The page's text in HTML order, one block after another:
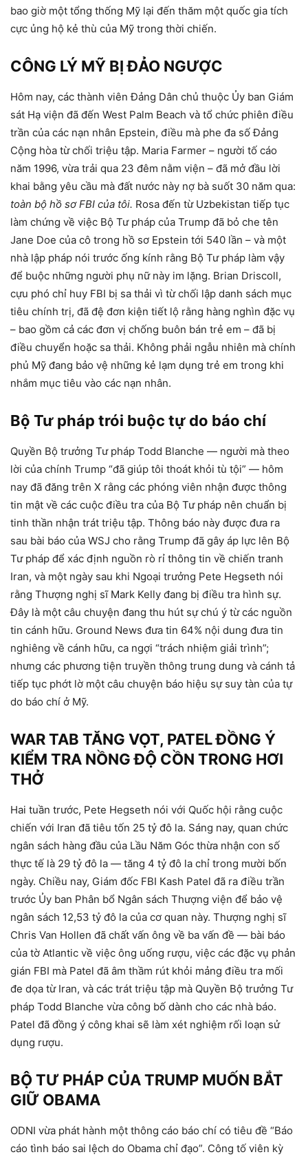
bao giờ một tổng thống Mỹ lại đến thăm một quốc gia tích
cực ủng hộ kẻ thù của Mỹ trong thời chiến.
CÔNG LÝ MỸ BỊ ĐẢO NGƯỢC
Hôm nay, các thành viên Đảng Dân chủ thuộc Ủy ban Giám
sát Hạ viện đã đến West Palm Beach và tổ chức phiên điều
trần của các nạn nhân Epstein, điều mà phe đa số Đảng
Cộng hòa từ chối triệu tập. Maria Farmer – người tố cáo
năm 1996, vừa trải qua 23 đêm nằm viện – đã mở đầu lời
khai bằng yêu cầu mà đất nước này nợ bà suốt 30 năm qua:
toàn bộ hồ sơ FBI của tôi. Rosa đến từ Uzbekistan tiếp tục
làm chứng về việc Bộ Tư pháp của Trump đã bỏ che tên
Jane Doe của cô trong hồ sơ Epstein tới 540 lần – và một
nhà lập pháp nói trước ống kính rằng Bộ Tư pháp làm vậy
để buộc những người phụ nữ này im lặng. Brian Driscoll,
cựu phó chỉ huy FBI bị sa thải vì từ chối lập danh sách mục
tiêu chính trị, đã đệ đơn kiện tiết lộ rằng hàng nghìn đặc vụ
– bao gồm cả các đơn vị chống buôn bán trẻ em – đã bị
điều chuyển hoặc sa thải. Không phải ngẫu nhiên mà chính
phủ Mỹ đang bảo vệ những kẻ lạm dụng trẻ em trong khi
nhắm mục tiêu vào các nạn nhân.
Bộ Tư pháp trói buộc tự do báo chí
Quyền Bộ trưởng Tư pháp Todd Blanche — người mà theo
lời của chính Trump “đã giúp tôi thoát khỏi tù tội” — hôm
nay đã đăng trên X rằng các phóng viên nhận được thông
tin mật về các cuộc điều tra của Bộ Tư pháp nên chuẩn bị
tinh thần nhận trát triệu tập. Thông báo này được đưa ra
sau bài báo của WSJ cho rằng Trump đã gây áp lực lên Bộ
Tư pháp để xác định nguồn rò rỉ thông tin về chiến tranh
Iran, và một ngày sau khi Ngoại trưởng Pete Hegseth nói
rằng Thượng nghị sĩ Mark Kelly đang bị điều tra hình sự.
Đây là một câu chuyện đang thu hút sự chú ý từ các nguồn
tin cánh hữu. Ground News đưa tin 64% nội dung đưa tin
nghiêng về cánh hữu, ca ngợi “trách nhiệm giải trình”;
nhưng các phương tiện truyền thông trung dung và cánh tả
tiếp tục phớt lờ một câu chuyện báo hiệu sự suy tàn của tự
do báo chí ở Mỹ.
WAR TAB TĂNG VỌT, PATEL ĐỒNG Ý
KIỂM TRA NỒNG ĐỘ CỒN TRONG HƠI
THỞ
Hai tuần trước, Pete Hegseth nói với Quốc hội rằng cuộc
chiến với Iran đã tiêu tốn 25 tỷ đô la. Sáng nay, quan chức
ngân sách hàng đầu của Lầu Năm Góc thừa nhận con số
thực tế là 29 tỷ đô la — tăng 4 tỷ đô la chỉ trong mười bốn
ngày. Chiều nay, Giám đốc FBI Kash Patel đã ra điều trần
trước Ủy ban Phân bổ Ngân sách Thượng viện để bảo vệ
ngân sách 12,53 tỷ đô la của cơ quan này. Thượng nghị sĩ
Chris Van Hollen đã chất vấn ông về ba vấn đề — bài báo
của tờ Atlantic về việc ông uống rượu, việc các đặc vụ phản
gián FBI mà Patel đã âm thầm rút khỏi mảng điều tra mối
đe dọa từ Iran, và các trát triệu tập mà Quyền Bộ trưởng Tư
pháp Todd Blanche vừa công bố dành cho các nhà báo.
Patel đã đồng ý công khai sẽ làm xét nghiệm rối loạn sử
dụng rượu.
BỘ TƯ PHÁP CỦA TRUMP MUỐN BẮT
GIỮ OBAMA
ODNI vừa phát hành một thông cáo báo chí có tiêu đề “Báo
cáo tình báo sai lệch do Obama chỉ đạo”. Công tố viên kỳ